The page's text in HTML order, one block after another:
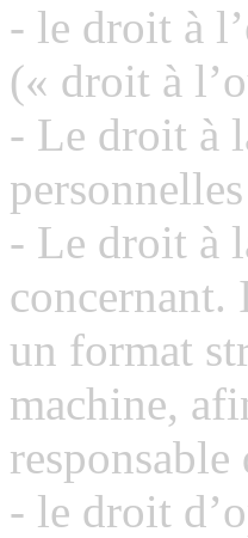
- le droit à
(« droit à
- Le droit à
- Le droit à
concernant.
un format
machine,
- le droit